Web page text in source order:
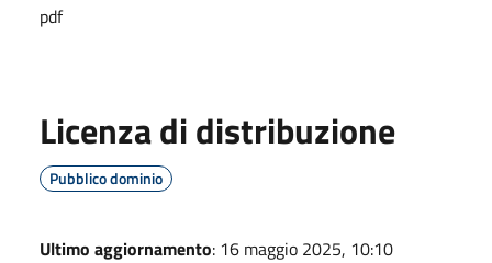
pdf
Licenza di distribuzione
Pubblico dominio
Ultimo aggiornamento: 16 maggio 2025, 10:10